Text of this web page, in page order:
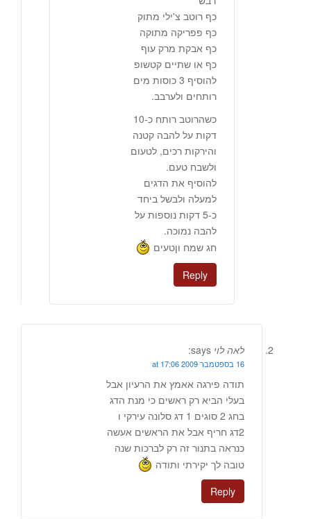
כף רוטב צ'ילי מתוק
כף פפריקה מתוקה
כף אבקת מרק עוף
כף או שתיים קטשופ
להוסיף 3 כוסות מים
רותחים ולערבב.
כשהרוטב רותח כ-10
דקות על להבה קטנה
והירקות רכים, לטעום
ולשבח טעם.
להוסיף את הדגים
למעלה ולבשל ביחד
כ-5 דקות נוספות על
להבה נמוכה.
חג שמח וןטעים
Reply
לאה לוי says:
16 בספטמבר 2009 at 17:06
תודה פירגה אאמץ את הרעיון אבל
בעלי הביא רק ראשים כי מנת הדג
בחג 2 סוגים 1 דג סלונה עירקי ו
2דג חריף אבל את הראשים אעשה
כנראה בתנור זה רק לברכות שנה
טובה לך יקירתי ותודה
Reply